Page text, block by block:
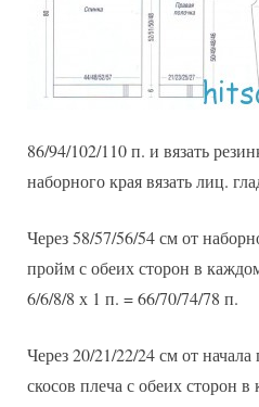
86/94/102/110 п. и вязать
наборного края вязать лиц.
Через 58/57/56/54 см от
пройм с обеих сторон в
6/6/8/8 х 1 п. = 66/70/74/78 п.
Через 20/21/22/24 см от
скосов плеча с обеих сторон